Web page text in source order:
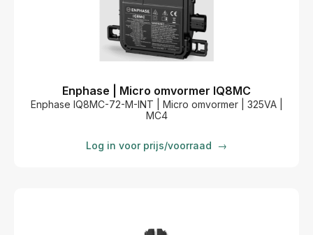
Enphase | Micro omvormer IQ8MC
Enphase IQ8MC-72-M-INT | Micro omvormer | 325VA |
MC4
Log in voor prijs/voorraad →